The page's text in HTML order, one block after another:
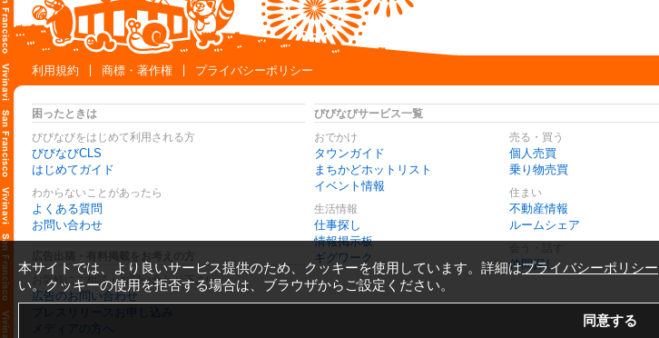
利用規約
商標・著作権 プライバシーポリシー
困ったときは
びびなびをはじめて利用される方
びびなびCLS
はじめてガイド
わからないことがあったら
よくある質問
お問い合わせ
お気軽にご相談・お問い合わせ下さい
広告のお問い合わせ
プレスリリースお申し込み
メディアの方へ
びびなびサービス一覧
おでかけ
タウンガイド
まちかどホットリスト
イベント情報
生活情報
仕事探し
情報掲示板
ギグワーク
売る・買う
個人売買
乗り物売買
住まい
不動産情報
ルームシェア
仲間探し
本サイトでは、より良いサービス提供のため、クッキーを使用しています。詳細はプライバシーポリシー
い。クッキーの使用を拒否する場合は、ブラウザからご設定ください。